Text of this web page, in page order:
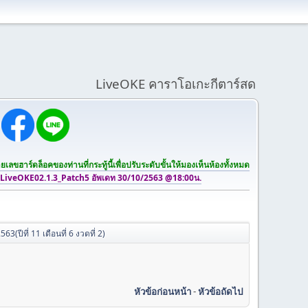
LiveOKE คาราโอเกะกีตาร์สด
เลขฮาร์ดล็อคของท่านที่กระทู้นี้เพื่อปรับระดับขั้นให้มองเห็นห้องทั้งหมด
อัพเดท 30/10/2563 @18:00น.
ปีที่ 11 เดือนที่ 6 งวดที่ 2)
หัวข้อก่อนหน้า-หัวข้อถัดไป